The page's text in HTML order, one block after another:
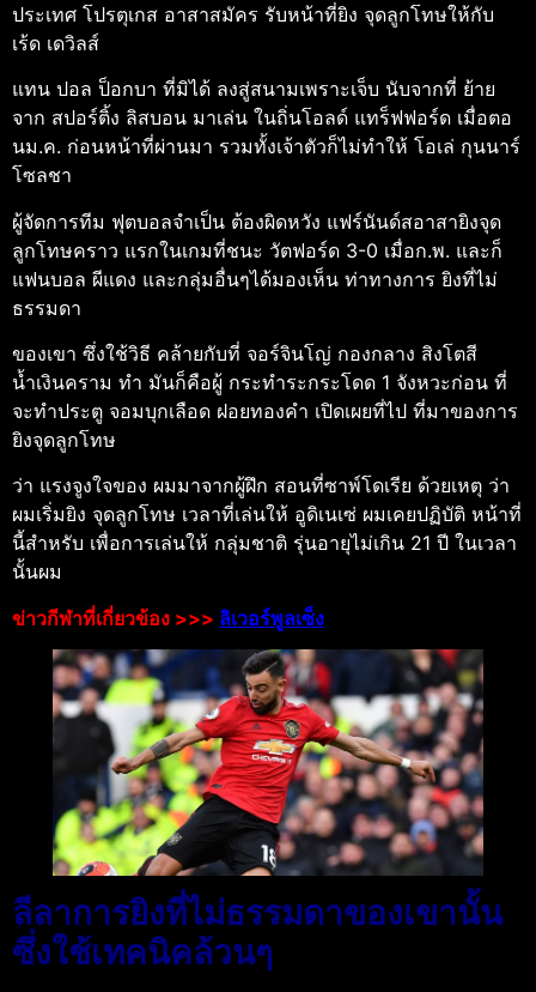
ประเทศ โปรตุเกส อาสาสมัคร รับหน้าที่ยิง จุดลูกโทษให้กับ
เร้ด เดวิลส์
แทน ปอล ป็อกบา ที่มิได้ ลงสู่สนามเพราะเจ็บ นับจากที่ ย้าย
จาก สปอร์ติ้ง ลิสบอน มาเล่น ในถิ่นโอลด์ แทร็ฟฟอร์ด เมื่อตอ
นม.ค. ก่อนหน้าที่ผ่านมา รวมทั้งเจ้าตัวก็ไม่ทำให้ โอเล่ กุนนาร์
โซลชา
ผู้จัดการทีม ฟุตบอลจำเป็น ต้องผิดหวัง แฟร์นันด์สอาสายิงจุด
ลูกโทษคราว แรกในเกมที่ชนะ วัตฟอร์ด 3-0 เมื่อก.พ. และก็
แฟนบอล ผีแดง และกลุ่มอื่นๆได้มองเห็น ท่าทางการ ยิงที่ไม่
ธรรมดา
ของเขา ซึ่งใช้วิธี คล้ายกับที่ จอร์จินโญ่ กองกลาง สิงโตสี
น้ำเงินคราม ทำ มันก็คือผู้ กระทำระกระโดด 1 จังหวะก่อน ที่
จะทำประตู จอมบุกเลือด ฝอยทองคำ เปิดเผยที่ไป ที่มาของการ
ยิงจุดลูกโทษ
ว่า แรงจูงใจของ ผมมาจากผู้ฝึก สอนที่ซาพ์โดเรีย ด้วยเหตุ ว่า
ผมเริ่มยิง จุดลูกโทษ เวลาที่เล่นให้ อูดิเนเซ่ ผมเคยปฏิบัติ หน้าที่
นี้สำหรับ เพื่อการเล่นให้ กลุ่มชาติ รุ่นอายุไม่เกิน 21 ปี ในเวลา
นั้นผม
ข่าวกีฬาที่เกี่ยวข้อง >>> ลิเวอร์พูลเซ็ง
ลีลาการยิงที่ไม่ธรรมดาของเขานั้น
ซึ่งใช้เทคนิคล้วนๆ